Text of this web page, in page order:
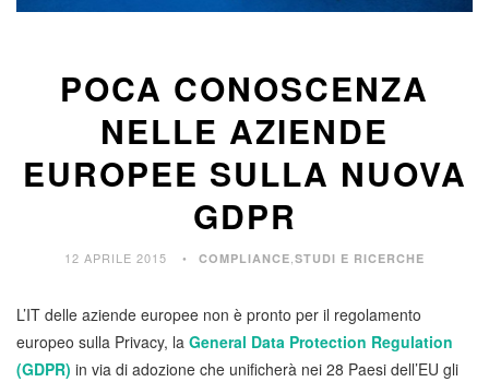
POCA CONOSCENZA
NELLE AZIENDE
EUROPEE SULLA NUOVA
GDPR
12 APRILE 2015 COMPLIANCE,STUDI E RICERCHE
L’IT delle aziende europee non è pronto per il regolamento
europeo sulla Privacy, la General Data Protection Regulation
(GDPR) in via di adozione che unificherà nei 28 Paesi dell’EU gli